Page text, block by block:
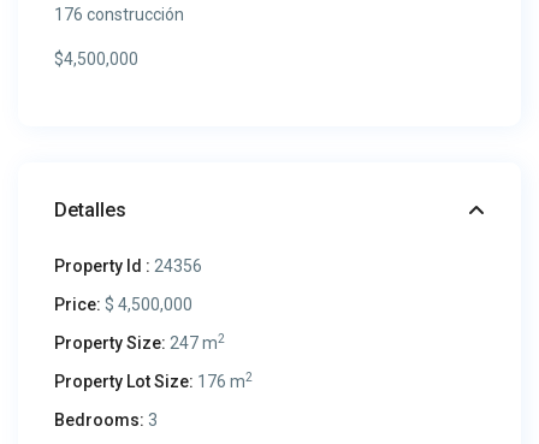
176 construcción
$4,500,000
Detalles
Property Id : 24356
Price: $ 4,500,000
Property Size: 247 m2
Property Lot Size: 176 m2
Bedrooms: 3